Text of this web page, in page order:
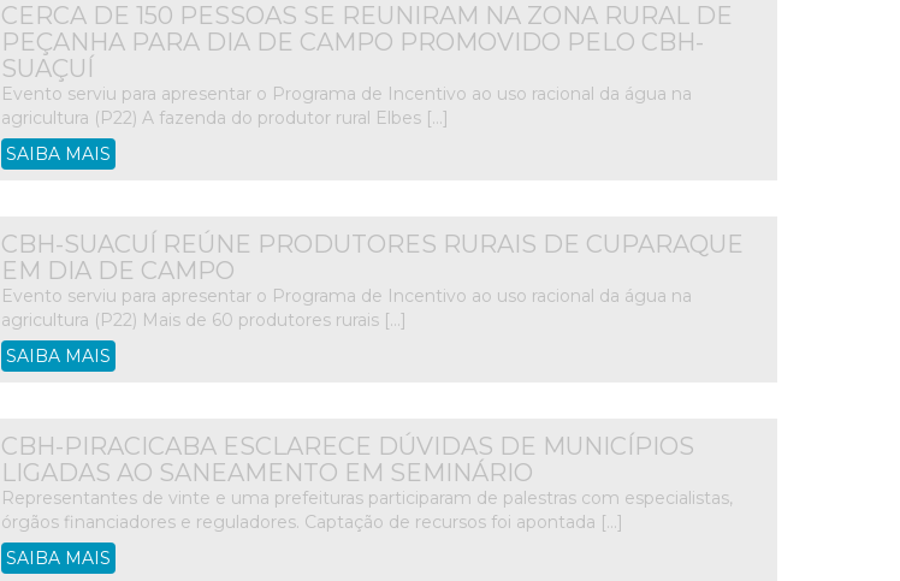
CERCA DE 150 PESSOAS SE REUNIRAM NA ZONA RURAL DE
PEÇANHA PARA DIA DE CAMPO PROMOVIDO PELO CBH-
SUAÇUÍ
Evento serviu para apresentar o Programa de Incentivo ao uso racional da água na
agricultura (P22) A fazenda do produtor rural Elbes […]
SAIBA MAIS
CBH-SUACUÍ REÚNE PRODUTORES RURAIS DE CUPARAQUE
EM DIA DE CAMPO
Evento serviu para apresentar o Programa de Incentivo ao uso racional da água na
agricultura (P22) Mais de 60 produtores rurais […]
SAIBA MAIS
CBH-PIRACICABA ESCLARECE DÚVIDAS DE MUNICÍPIOS
LIGADAS AO SANEAMENTO EM SEMINÁRIO
Representantes de vinte e uma prefeituras participaram de palestras com especialistas,
órgãos financiadores e reguladores. Captação de recursos foi apontada […]
SAIBA MAIS